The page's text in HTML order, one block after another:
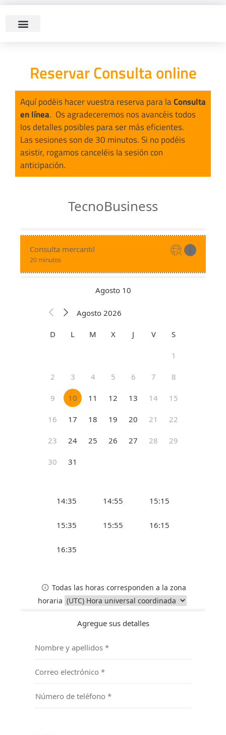
Reservar Consulta online
Aquí podéis hacer vuestra reserva para laConsulta
en línea. Os agradeceremos nos avancéis todos
los detalles posibles para ser más eficientes.
Las sesiones son de 30 minutos. Si no podéis
asistir, rogamos canceléis la sesión con
anticipación.